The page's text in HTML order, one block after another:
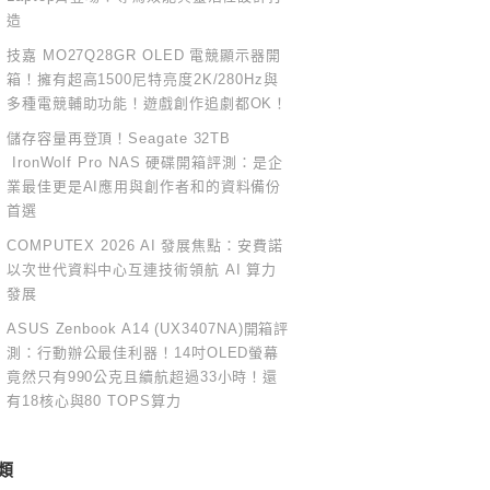
造
技嘉 MO27Q28GR OLED 電競顯示器開
箱！擁有超高1500尼特亮度2K/280Hz與
多種電競輔助功能！遊戲創作追劇都OK！
儲存容量再登頂！Seagate 32TB
IronWolf Pro NAS 硬碟開箱評測：是企
業最佳更是AI應用與創作者和的資料備份
首選
COMPUTEX 2026 AI 發展焦點：安費諾
以次世代資料中心互連技術領航 AI 算力
發展
ASUS Zenbook A14 (UX3407NA)開箱評
測：行動辦公最佳利器！14吋OLED螢幕
竟然只有990公克且續航超過33小時！還
有18核心與80 TOPS算力